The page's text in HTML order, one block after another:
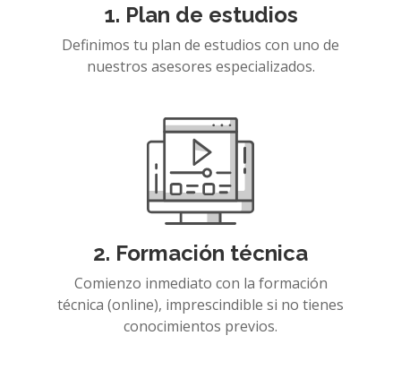
1. Plan de estudios
Definimos tu plan de estudios con uno de
nuestros asesores especializados.
2. Formación técnica
Comienzo inmediato con la formación
técnica (online), imprescindible si no tienes
conocimientos previos.